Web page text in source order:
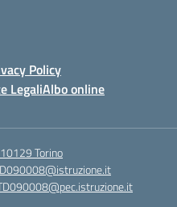
Policy
LegaliAlbo online
Torino